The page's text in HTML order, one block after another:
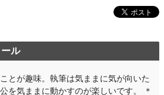
ル
とが趣味。執筆は気ままに気が向いた
を気ままに動かすのが楽しいです。 ＊